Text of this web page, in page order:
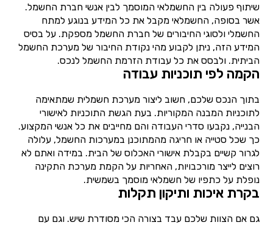
שיתוף פעולה בין החשמלאי המוסמך לבין אנשי חברת החשמל.
אשר בסופה, החשמלאי מקבל את כל המידע בנוגע למתח
החשמלי ולסוגי החיבורים של חברת החשמל מספקת. על בסיס
המידע הזה, ניתן לקבוע מהי נקודת החיבור של מערכת החשמל
הביתית. ולבסס את כל עבודת הזרמת החשמל לנכס.
הקמה לפי תוכניות עבודה
בתוך הנכס שלכם, חשוב ליצור מערכת חשמלית שמתאימה
לתוכניות המבנה המקוריות. בעת הגשת התוכניות לאישורי
הבנייה, נקבעו סדרי העבודה והם מחייבים את כל אנשי המקצוע.
כך שכל סטייה או חריגה מהמתוכנן במערכות החשמל, עלולה
לגרור קשיים בקבלת אישורי האכלוס של הבית. במידה ואתם לא
רוצים לייצר מורכבויות, האחריות על הקמת מערכת התקינה
נופלת על כתפיו של חשמלאי מוסמך בשמשית.
בקרת איכות ותיקון תקלות
גם אם הצוות שלכם עבד בצורה הכי מסודרת שיש. וגם עם